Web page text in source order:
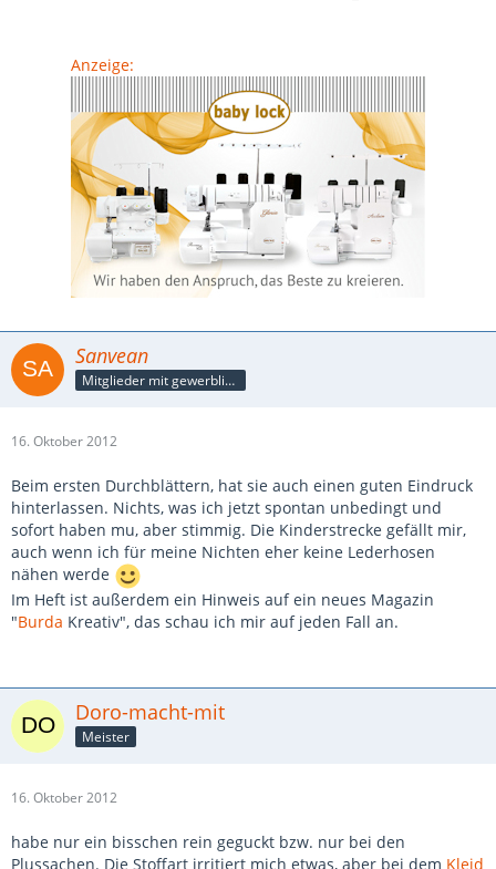
Anzeige:
Sanvean
Mitglieder mit gewerblicher Verbindung, auch als Mitarbeiter/in
16. Oktober 2012
Beim ersten Durchblättern, hat sie auch einen guten Eindruck
hinterlassen. Nichts, was ich jetzt spontan unbedingt und
sofort haben mu, aber stimmig. Die Kinderstrecke gefällt mir,
auch wenn ich für meine Nichten eher keine Lederhosen
nähen werde
Im Heft ist außerdem ein Hinweis auf ein neues Magazin
"Burda Kreativ", das schau ich mir auf jeden Fall an.
Doro-macht-mit
Meister
16. Oktober 2012
habe nur ein bisschen rein geguckt bzw. nur bei den
Plussachen. Die Stoffart irritiert mich etwas, aber bei dem Kleid